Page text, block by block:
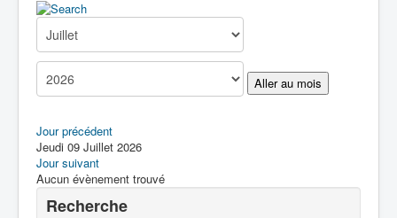
Boîte à Outils
Contact
Aller au mois
Jour précédent
Jeudi 09 Juillet 2026
Jour suivant
Aucun évènement trouvé
Recherche